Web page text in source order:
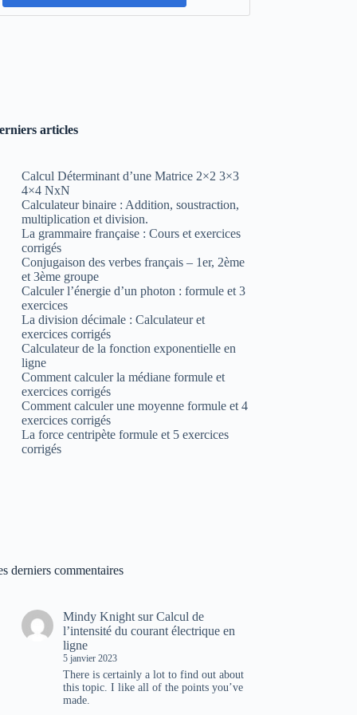
articles
Calcul Déterminant d’une Matrice 2×2 3×3
4×4 NxN
Calculateur binaire : Addition, soustraction,
multiplication et division.
La grammaire française : Cours et exercices
corrigés
Conjugaison des verbes français – 1er, 2ème
et 3ème groupe
Calculer l’énergie d’un photon : formule et 3
exercices
La division décimale : Calculateur et
exercices corrigés
Calculateur de la fonction exponentielle en
ligne
Comment calculer la médiane formule et
exercices corrigés
Comment calculer une moyenne formule et 4
exercices corrigés
La force centripète formule et 5 exercices
corrigés
derniers commentaires
Mindy Knight surCalcul de
l’intensité du courant électrique en
ligne
5 janvier 2023
There is certainly a lot to find out about
this topic. I like all of the points you’ve
made.